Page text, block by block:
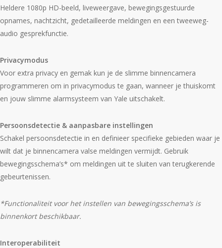
Heldere 1080p HD-beeld, liveweergave, bewegingsgestuurde
opnames, nachtzicht, gedetailleerde meldingen en een tweeweg-
audio gesprekfunctie.
Privacymodus
Voor extra privacy en gemak kun je de slimme binnencamera
programmeren om in privacymodus te gaan, wanneer je thuiskomt
en jouw slimme alarmsysteem van Yale uitschakelt.
Persoonsdetectie & aanpasbare instellingen
Schakel persoonsdetectie in en definieer specifieke gebieden waar je
wilt dat je binnencamera valse meldingen vermijdt. Gebruik
bewegingsschema’s* om meldingen uit te sluiten van terugkerende
gebeurtenissen.
*Functionaliteit voor het instellen van bewegingsschema’s is
binnenkort beschikbaar.
Interoperabiliteit